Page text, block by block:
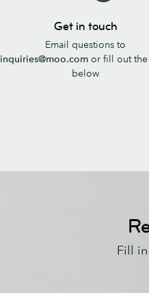
Get in touch
Email questions to
inquiries@moo.com or fill out
below
Fill